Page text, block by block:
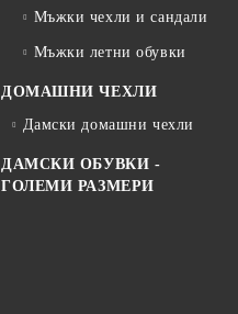
Мъжки чехли и сандали
Мъжки летни обувки
ДОМАШНИ ЧЕХЛИ
Дамски домашни чехли
ДАМСКИ ОБУВКИ -
ГОЛЕМИ РАЗМЕРИ